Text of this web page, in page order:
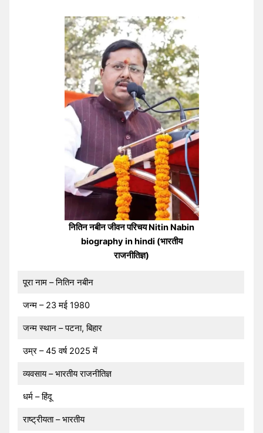
नितिन नबीन जीवन परिचय Nitin Nabin
biography in hindi (भारतीय
राजनीतिज्ञ)
पूरा नाम – नितिन नबीन
जन्म – 23 मई 1980
जन्म स्थान – पटना, बिहार
उम्र – 45 वर्ष 2025 में
व्यवसाय – भारतीय राजनीतिज्ञ
धर्म – हिंदू
राष्ट्रीयता – भारतीय